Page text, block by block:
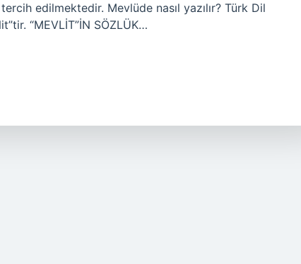
edilmektedir. Mevlüde nasıl yazılır? Türk Dil
“MEVLİT”İN SÖZLÜK…